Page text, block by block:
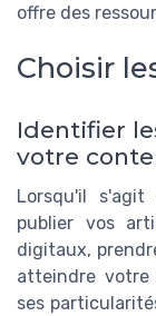
offre des
Choisir
Identifier
votre
Lorsqu'il
publier vos
digitaux,
atteindre votre
ses